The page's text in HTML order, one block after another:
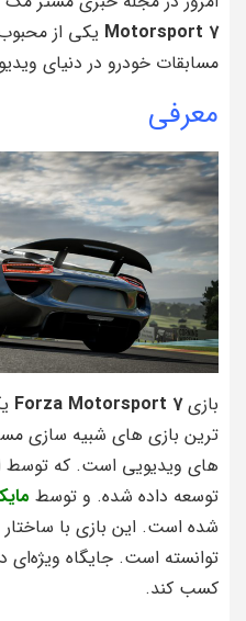
Motorsport 7 یکی از
مسابقات خودرو در دنیای
معرفی
بازیForza Motorsport 7
ترین بازی‌ های شبیه‌ سازی
های ویدیویی است. که توسط
توسعه داده شده. و توسط
شده است. این بازی با
توانسته است. جایگاه
کسب کند.